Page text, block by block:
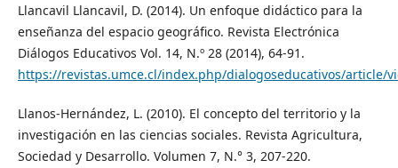
Llancavil Llancavil, D. (2014). Un enfoque didáctico para la
enseñanza del espacio geográfico. Revista Electrónica
Diálogos Educativos Vol. 14, N.º 28 (2014), 64-91.
https://revistas.umce.cl/index.php/dialogoseducativos/article/
Llanos-Hernández, L. (2010). El concepto del territorio y la
investigación en las ciencias sociales. Revista Agricultura,
Sociedad y Desarrollo. Volumen 7, N.° 3, 207-220.